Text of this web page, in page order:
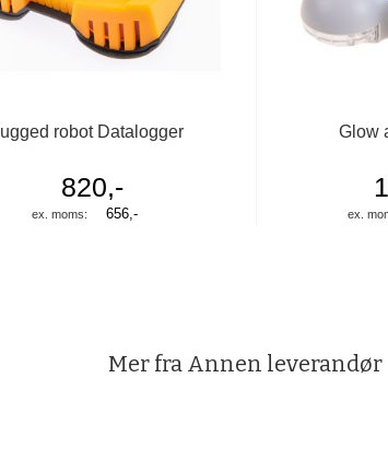
robot Datalogger
820,-
656,-
Glow
Mer fra Annen leverandør